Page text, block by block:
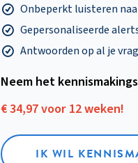
Onbeperkt luisteren
Gepersonaliseerde
Antwoorden op al je
Neem het
€ 34,97 voor 12 weken!
IK WIL